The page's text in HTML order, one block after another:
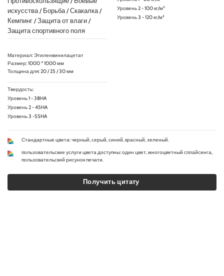
искусства / Борьба / Скакалка /
Кемпинг / Защита от влаги /
Защита спортивного поля
Материал: Этиленвинилацетат
Размер: 1000 * 1000 мм
Толщина для: 20 / 25 / 30 мм
Уровень 2 - 100 кг/м³
Уровень 3 - 120 кг/м³
Твердость:
Уровень 1 - 38HA
Уровень 2 - 45HA
Уровень 3 -55HA
Стандартные цвета: черный, серый, синий, красный, зеленый.
пользовательские услуги цвета доступны: один цвет, многоцветный сплайсинга,
пользовательский рисунок печати.
Получить цитату